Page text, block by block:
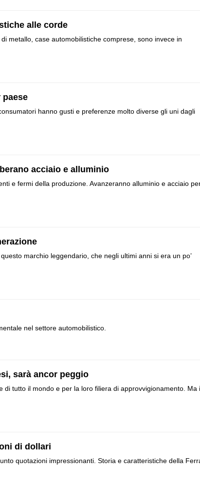
alle corde
metallo, case automobilistiche comprese, sono invece in
hanno gusti e preferenze molto diverse gli uni dagli
acciaio e alluminio
e fermi della produzione. Avanzeranno alluminio e acciaio
marchio leggendario, che negli ultimi anni si era un po’
nel settore automobilistico.
sarà ancor peggio
tutto il mondo e per la loro filiera di approvvigionamento. Ma
di dollari
quotazioni impressionanti. Storia e caratteristiche della